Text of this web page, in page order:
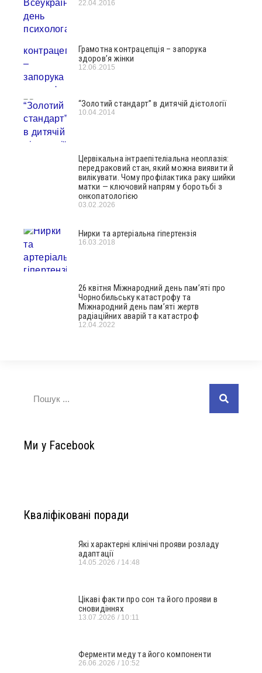
22.04.2016
Грамотна контрацепція – запорука
здоров’я жінки
12.06.2015
“Золотий стандарт” в дитячій дієтології
10.04.2014
Цервікальна інтраепітеліальна неоплазія:
передраковий стан, який можна виявити й
вилікувати. Чому профілактика раку шийки
матки — ключовий напрям у боротьбі з
онкопатологією
03.02.2026
Нирки та артеріальна гіпертензія
16.03.2018
26 квітня Міжнародний день пам’яті про
Чорнобильську катастрофу та
Міжнародний день пам’яті жертв
радіаційних аварій та катастроф
12.04.2022
Ми у Facebook
Кваліфіковані поради
Які характерні клінічні прояви розладу
адаптації
14.05.2026 14:48
Цікаві факти про сон та його прояви в
сновидіннях
13.07.2026 10:11
Ферменти меду та його компоненти
26.06.2026 10:52